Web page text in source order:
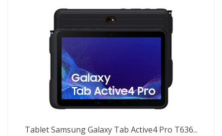
Tablet Samsung Galaxy Tab Active4 Pro T636...